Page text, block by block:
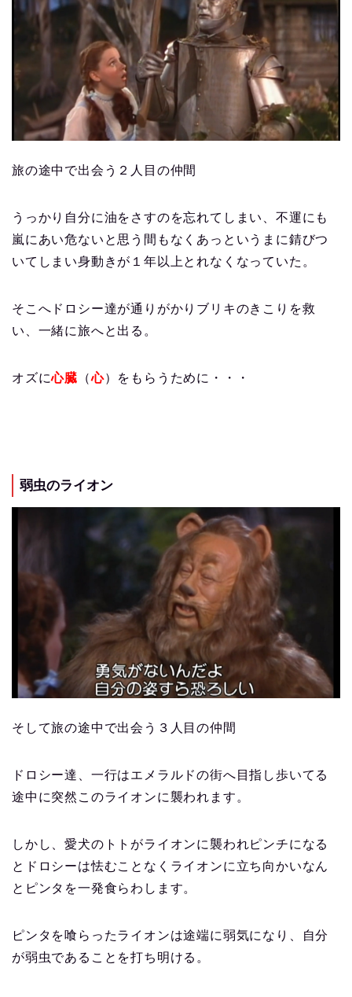
旅の途中で出会う２人目の仲間
うっかり自分に油をさすのを忘れてしまい、不運にも
嵐にあい危ないと思う間もなくあっというまに錆びつ
いてしまい身動きが１年以上とれなくなっていた。
そこへドロシー達が通りがかりブリキのきこりを救
い、一緒に旅へと出る。
オズに心臓 （心）をもらうために・・・
弱虫のライオン
そして旅の途中で出会う３人目の仲間
ドロシー達、一行はエメラルドの街へ目指し歩いてる
途中に突然このライオンに襲われます。
しかし、愛犬のトトがライオンに襲われピンチになる
とドロシーは怯むことなくライオンに立ち向かいなん
とピンタを一発食らわします。
ピンタを喰らったライオンは途端に弱気になり、自分
が弱虫であることを打ち明ける。